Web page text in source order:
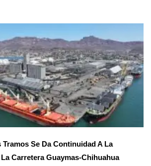
Se Da Continuidad A La
Carretera Guaymas-Chihuahua